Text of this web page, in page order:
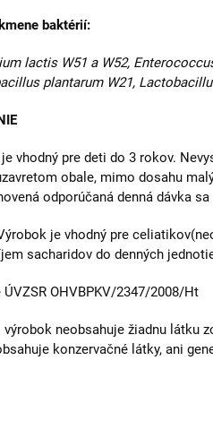
baktérií:
lactis W51 a W52,
plantarum W21,
vhodný pre deti do 3 rokov.
obale, mimo dosahu
odporúčaná denná dávka
je vhodný pre
sacharidov do denných
ÚVZSR OHVBPKV/2347/2008/Ht
neobsahuje žiadnu látku
konzervačné látky, ani